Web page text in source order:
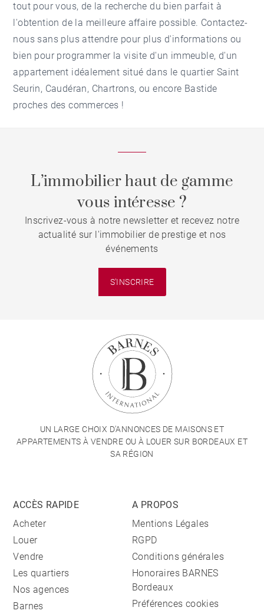
tout pour vous, de la recherche du bien parfait à
l'obtention de la meilleure affaire possible. Contactez-
nous sans plus attendre pour plus d'informations ou
bien pour programmer la visite d'un immeuble, d'un
appartement idéalement situé dans le quartier Saint
Seurin, Caudéran, Chartrons, ou encore Bastide
proches des commerces !
L’immobilier haut de gamme
vous intéresse ?
Inscrivez-vous à notre newsletter et recevez notre
actualité sur l'immobilier de prestige et nos
événements
S'INSCRIRE
UN LARGE CHOIX D'ANNONCES DE MAISONS ET
APPARTEMENTS À VENDRE OU À LOUER SUR BORDEAUX ET
SA RÉGION
ACCÈS RAPIDE
Acheter
Louer
Vendre
Les quartiers
Nos agences
Barnes
A PROPOS
Mentions Légales
RGPD
Conditions générales
Honoraires BARNES
Bordeaux
Préférences cookies